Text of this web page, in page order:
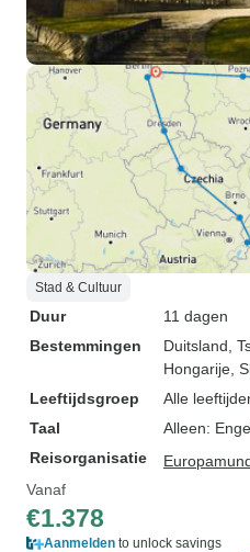
Stad & Cultuur
Duur
11 dagen
Bestemmingen
Duitsland ,
Hongarije ,
Leeftijdsgroep
Alle
Taal
Alleen:
Reisorganisatie
Vanaf
€1.378
Aanmelden to unlock savings